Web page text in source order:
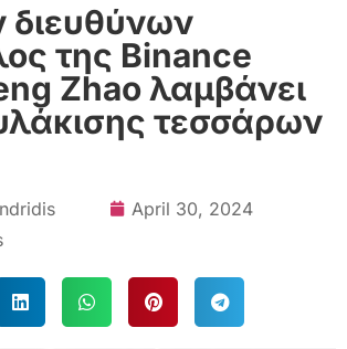
της Binance
Zhao λαμβάνει
τεσσάρων
April 30, 2024